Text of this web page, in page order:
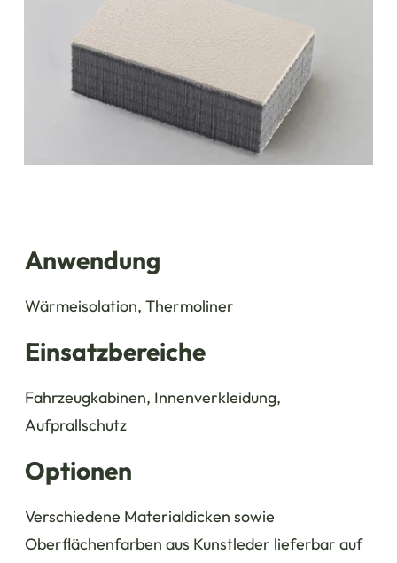
Anwendung
Wärmeisolation, Thermoliner
Einsatzbereiche
Fahrzeugkabinen, Innenverkleidung,
Aufprallschutz
Optionen
Verschiedene Materialdicken sowie
Oberflächenfarben aus Kunstleder lieferbar auf